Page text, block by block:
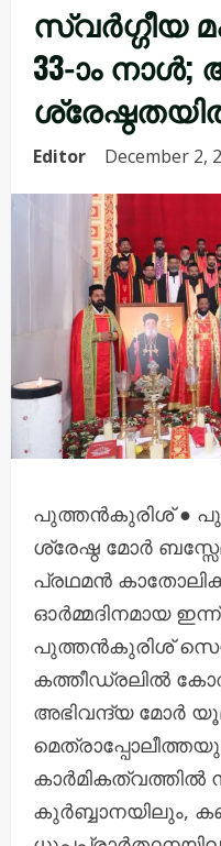
സ്വർഗ്ഗീയ
33-ാം
Editor December 2,
പുത്തന്‍കുരിശ് ●
ശ്രേഷ്ഠ മോർ
പ്രഥമൻ
ഓര്‍മ്മദിനമായ
പുത്തന്‍കുരിശ്
കത്തീഡ്രലില്‍
അഭിവന്ദ്യ മോർ
കാർമികത്വത്തിൽ
കുര്‍ബ്ബാനയിലും,